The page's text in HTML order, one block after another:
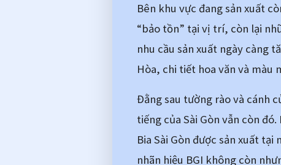
Bên khu vực đang sản xuất
“bảo tồn” tại vị trí, còn lại
nhu cầu sản xuất ngày càng
Hòa, chi tiết hoa văn và màu
Đằng sau tường rào và cánh
tiếng của Sài Gòn vẫn còn
Bia Sài Gòn được sản xuất
nhãn hiệu BGI không còn